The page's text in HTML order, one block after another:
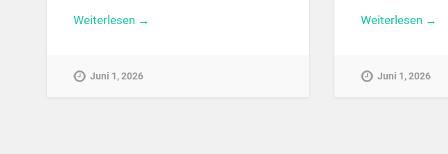
Weiterlesen →
Juni 1, 2026
Weiterlesen →
Juni 1, 2026